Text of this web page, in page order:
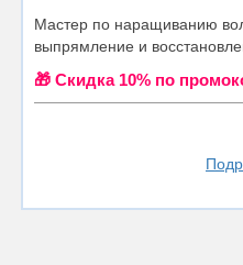
Мастер по наращиванию
выпрямление и
🎁 Cкидка 10% по